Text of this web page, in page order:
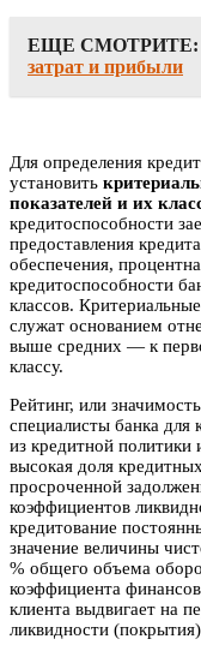
ЕЩЕ СМОТРИТЕ:
затрат и прибыли
Для определения
установить
показателей и их
кредитоспособности
предоставления
обеспечения,
кредитоспособности
классов.
служат основанием
выше средних — к
классу.
Рейтинг, или
специалисты банка для
из кредитной политики
высокая доля
просроченной
коэффициентов
кредитование
значение величины
% общего объема
коэффициента
клиента выдвигает на
ликвидности